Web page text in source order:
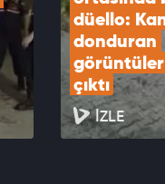
düello:
donduran
çıktı
İZLE